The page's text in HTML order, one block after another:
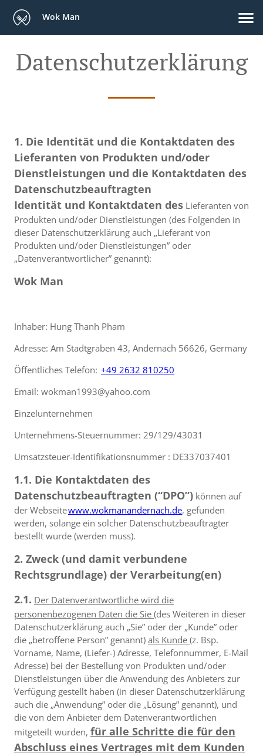
Wok Man
Datenschutzerklärung
1. Die Identität und die Kontaktdaten des
Lieferanten von Produkten und/oder
Dienstleistungen und die Kontaktdaten des
Datenschutzbeauftragten
Identität und Kontaktdaten des Lieferanten von
Produkten und/oder Dienstleistungen (des Folgenden in
dieser Datenschutzerklärung auch „Lieferant von
Produkten und/oder Dienstleistungen” oder
„Datenverantwortlicher” genannt):
Wok Man
Inhaber: Hung Thanh Pham
Adresse: Am Stadtgraben 43, Andernach 56626, Germany
Öffentliches Telefon: +49 2632 810250
Email: wokman1993@yahoo.com
Einzelunternehmen
Unternehmens-Steuernummer: 29/129/43031
Umsatzsteuer-Identifikationsnummer : DE337037401
1.1. Die Kontaktdaten des
Datenschutzbeauftragten (“DPO”) können auf
der Webseitewww.wokmanandernach.de, gefunden
werden, solange ein solcher Datenschutzbeauftragter
bestellt wurde (werden muss).
2. Zweck (und damit verbundene
Rechtsgrundlage) der Verarbeitung(en)
2.1. Der Datenverantwortliche wird die
personenbezogenen Daten die Sie (des Weiteren in dieser
Datenschutzerklärung auch „Sie” oder der „Kunde” oder
die „betroffene Person” genannt) als Kunde (z. Bsp.
Vorname, Name, (Liefer-) Adresse, Telefonnummer, E-Mail
Adresse) bei der Bestellung von Produkten und/oder
Dienstleistungen über die Anwendung des Anbieters zur
Verfügung gestellt haben (in dieser Datenschutzerklärung
auch die „Anwendung” oder die „Lösung” genannt), und
die von dem Anbieter dem Datenverantwortlichen
mitgeteilt wurden, für alle Schritte die für den
Abschluss eines Vertrages mit dem Kunden